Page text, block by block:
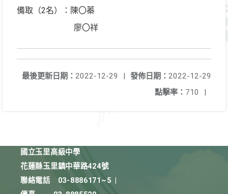
備取（2名）：陳〇蓁
廖〇祥
發佈日期： 2022-12-29
最後更新日期： 2022-12-29
|
點擊率： 710 |
國立玉里高級中學
花蓮縣玉里鎮中華路424號
聯絡電話
03-8886171~5